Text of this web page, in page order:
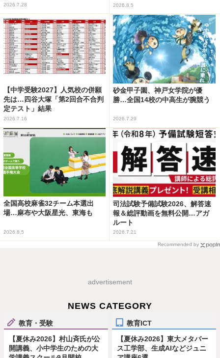
2026.7.28 2026.8.5
【中学受験2027】人気校の併願
先は…四谷大塚「第2回合不合判
定テスト」結果
2026.7.16
砂金甲子園、神戸女学院が優
勝…全国14校の中高生が腕競う
2026.7.29
全国高校麻雀32チーム本選出
場…麻布や大阪星光、東海も
2026.8.5
司法試験予備試験2026、解答速
報＆総評動画を無料公開…アガ
ルート
2026.7.21
Recommended by
advertisement
NEWS CATEGORY
教育・受験
【夏休み2026】村山斉氏が公
開講義、小中学生のための大
教育ICT
【夏休み2026】東大メタバー
ス工学部、生成AIなどジュニ